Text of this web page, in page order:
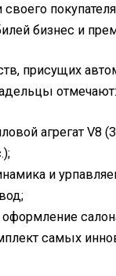
бизнес и
присущих
отмечают:
агрегат V8
и
самых